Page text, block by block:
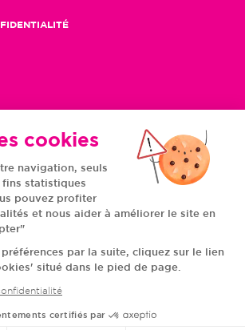
cookies
navigation, seuls
fins statistiques
pouvez profiter
et nous aider à améliorer le site en
par la suite, cliquez sur le lien
situé dans le pied de page.
certifiés par
CENTRE-VAL DE LOIRE
GRAND EST
ÎLE-DE-FRANCE
PAYS DE LA LOIRE
CÔTE D'AZUR